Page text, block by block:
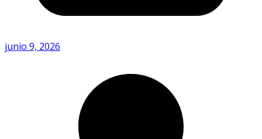
junio 9, 2026